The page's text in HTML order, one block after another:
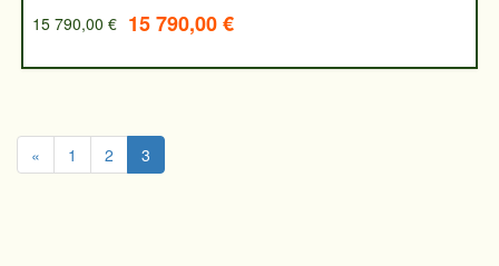
15 790,00 € 15 790,00 €
« 1 2 3